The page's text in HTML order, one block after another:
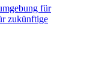
für
zukünftige